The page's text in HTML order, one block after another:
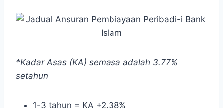
*Kadar Asas (KA) semasa adalah 3.77%
setahun
1-3 tahun = KA +2.38%